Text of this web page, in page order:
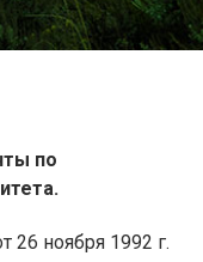
по
26 ноября 1992 г.